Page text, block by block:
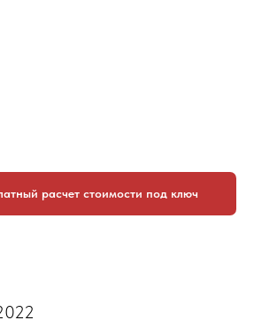
расчет стоимости под ключ